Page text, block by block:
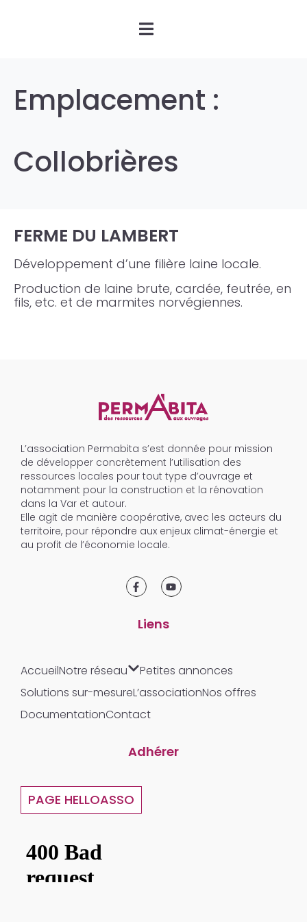
Emplacement :
Collobrières
FERME DU LAMBERT
Développement d’une filière laine locale.
Production de laine brute, cardée, feutrée, en
fils, etc. et de marmites norvégiennes.
L’association Permabita s’est donnée pour mission
de développer concrètement l’utilisation des
ressources locales pour tout type d’ouvrage et
notamment pour la construction et la rénovation
dans la Var et autour.
Elle agit de manière coopérative, avec les acteurs du
territoire, pour répondre aux enjeux climat-énergie et
au profit de l’économie locale.
Liens
AccueilNotre réseau
Petites annonces
Solutions sur-mesureL’associationNos offres
DocumentationContact
Adhérer
PAGE HELLOASSO